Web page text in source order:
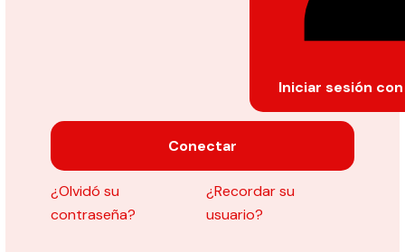
Iniciar sesión
Conectar
¿Olvidó su
contraseña?
¿Recordar su
usuario?